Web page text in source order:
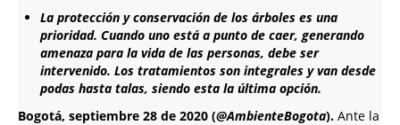
La protección y conservación de los árboles es una
prioridad. Cuando uno está a punto de caer, generando
amenaza para la vida de las personas, debe ser
intervenido. Los tratamientos son integrales y van desde
podas hasta talas, siendo esta la última opción.
Bogotá, septiembre 28 de 2020 (@AmbienteBogota). Ante la